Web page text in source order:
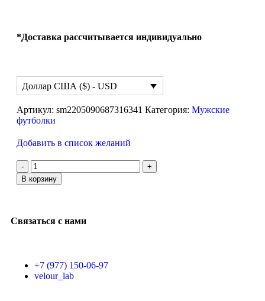
*Доставка рассчитывается индивидуально
Доллар США ($) - USD
Артикул: sm2205090687316341 Категория: Мужские
футболки
Добавить в список желаний
В корзину
Связаться с нами
+7 (977) 150-06-97
velour_lab